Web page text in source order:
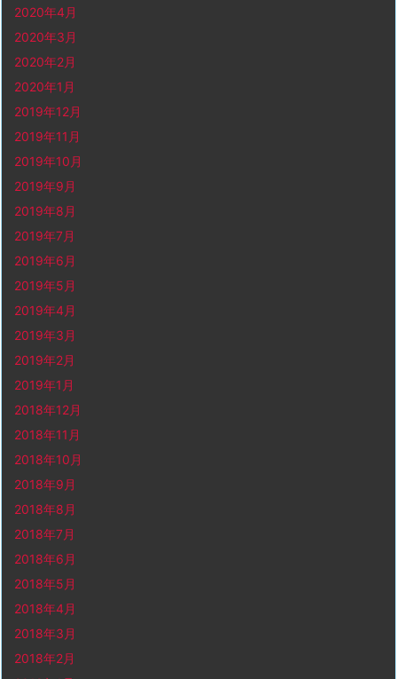
2020年4月
2020年3月
2020年2月
2020年1月
2019年12月
2019年11月
2019年10月
2019年9月
2019年8月
2019年7月
2019年6月
2019年5月
2019年4月
2019年3月
2019年2月
2019年1月
2018年12月
2018年11月
2018年10月
2018年9月
2018年8月
2018年7月
2018年6月
2018年5月
2018年4月
2018年3月
2018年2月